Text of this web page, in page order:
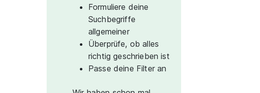
Formuliere deine
Suchbegriffe
allgemeiner
Überprüfe, ob alles
richtig geschrieben ist
Passe deine Filter an